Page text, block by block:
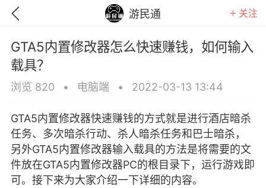
游民通 关注
GTA5内置修改器怎么快速赚钱，如何输入
载具？
浏览 820 • 电脑端 • 2022-03-13 13:44
GTA5内置修改器快速赚钱的方式就是进行酒店暗杀
任务、多次暗杀行动、杀人暗杀任务和巴士暗杀，
另外GTA5内置修改器输入载具的方法是将需要的文
件放在GTA5内置修改器PC的根目录下，运行游戏即
可。接下来为大家介绍一下详细的内容。